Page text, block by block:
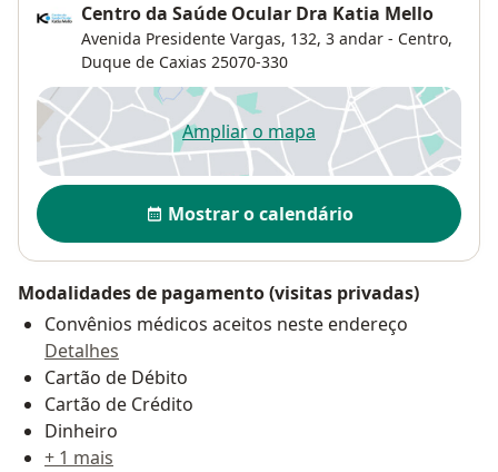
Centro da Saúde Ocular Dra Katia Mello
Avenida Presidente Vargas, 132, 3 andar - Centro,
Duque de Caxias 25070-330
Ampliar o mapaabre num novo separador
Disponibilidade
Mostrar o calendário
Modalidades de pagamento (visitas privadas)
Convênios médicos aceitos neste endereço
Detalhes
Cartão de Débito
Cartão de Crédito
Dinheiro
+ 1 mais